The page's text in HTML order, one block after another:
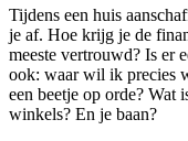
Tijdens een huis
je af. Hoe krijg je de
meeste vertrouwd? Is er
ook: waar wil ik precies
een beetje op orde? Wat
winkels? En je baan?